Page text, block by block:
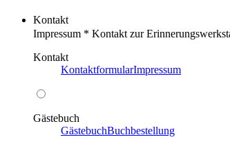
Kontakt
Impressum * Kontakt zur
Kontakt
KontaktformularImpressum
Gästebuch
GästebuchBuchbestellung